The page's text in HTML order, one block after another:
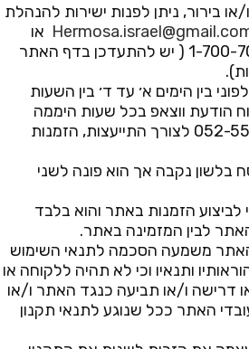
בירור, ניתן לפנות ישירות להנהלת
או
בטלפון שמספרו 1-700-700-703 ( יש להתעדכן בדף האתר
בין הימים א׳ עד ד׳ בין השעות
לשלוח הודעת ווצאפ בכל שעות היממה
לטלפון שמספרו 052-5554559 לצורך התייעצות, הזמנות
בלשון נקבה אך הוא פונה לשני
לביצוע הזמנות באתר והוא בלבד
לבין המזמינה באתר.
משמעה הסכמה לתנאי השימוש
ותנאיו וכי לא תהיה ללקוחה או
דרישה ו/או תביעה כנגד האתר ו/או
האתר ככל שנוגע לתנאי תקנון